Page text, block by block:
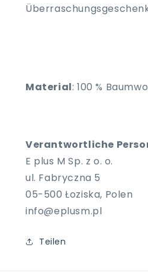
Material: 100 %
Verantwortliche
E plus M Sp. z o. o.
ul. Fabryczna 5
05-500 Łoziska, Polen
info@eplusm.pl
Teilen